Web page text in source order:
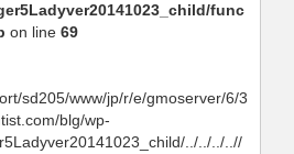
func
on line 69
sd205/www/jp/r/e/gmoserver/6/3
blg/wp-
../../../..//